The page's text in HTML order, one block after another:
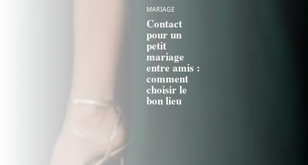
MARIAGE
Contact
pour un
petit
mariage
entre amis :
comment
choisir le
bon lieu